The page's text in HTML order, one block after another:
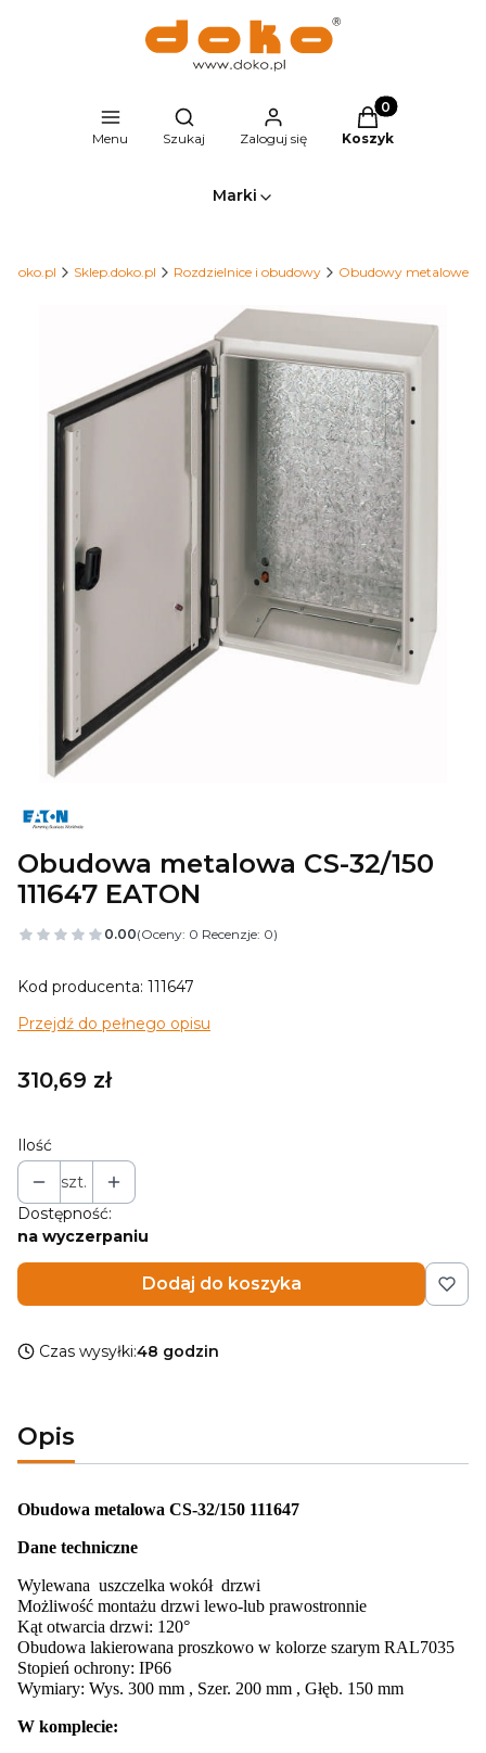
Menu
Otwórz wyszukiwarkę
Szukaj Zaloguj się
Produkty w
Koszyk
Marki
Doko.pl Sklep.doko.pl Rozdzielnice i obudowy Obudowy metalowe
Obudowa metalowa CS-32/150
111647 EATON
0.00(Oceny: 0 Recenzje: 0)
Kod producenta: 111647
Przejdź do pełnego opisu
Cena
310,69 zł
Ilość
szt.
Dostępność:
na wyczerpaniu
Dodaj do koszyka
Czas wysyłki:48 godzin
Opis
Obudowa metalowa CS-32/150 111647
Dane techniczne
Wylewana uszczelka wokół drzwi
Możliwość montażu drzwi lewo-lub prawostronnie
Kąt otwarcia drzwi: 120°
Obudowa lakierowana proszkowo w kolorze szarym RAL7035
Stopień ochrony: IP66
Wymiary: Wys. 300 mm , Szer. 200 mm , Głęb. 150 mm
W komplecie: